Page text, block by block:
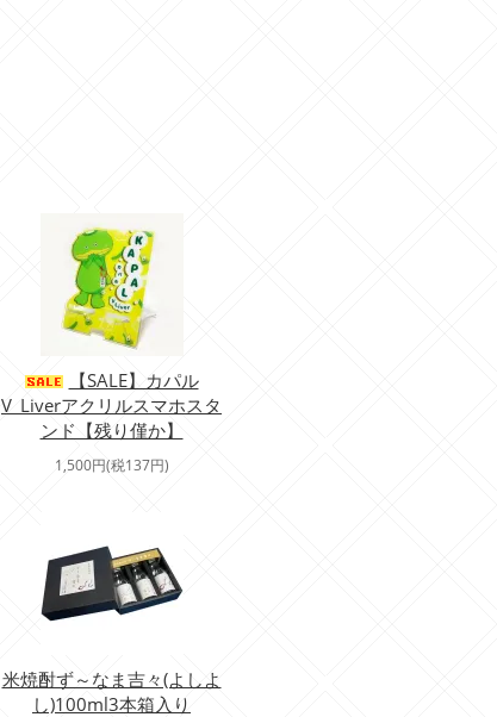
【SALE】カパル
V_Liverアクリルスマホスタ
ンド【残り僅か】
1,500円(税137円)
米焼酎ず～なま吉々(よしよ
し)100ml3本箱入り